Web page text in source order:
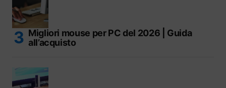
Migliori mouse per PC del 2026 | Guida
all’acquisto